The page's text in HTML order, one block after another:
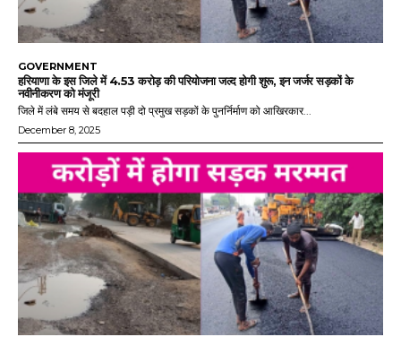
GOVERNMENT
हरियाणा के इस जिले में 4.53 करोड़ की परियोजना जल्द होगी शुरू, इन जर्जर सड़कों के
नवीनीकरण को मंजूरी
जिले में लंबे समय से बदहाल पड़ी दो प्रमुख सड़कों के पुनर्निर्माण को आखिरकार...
December 8, 2025